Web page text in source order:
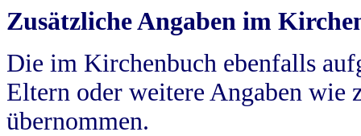
Zusätzliche Angaben im
Die im Kirchenbuch ebenfalls
Eltern oder weitere Angaben wie
übernommen.